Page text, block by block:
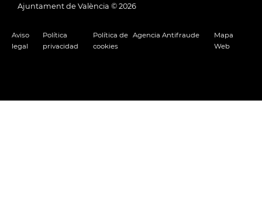
Ajuntament de València © 2026
Aviso
legal
Política
privacidad
Política de
cookies
Agencia Antifraude
Mapa
Web